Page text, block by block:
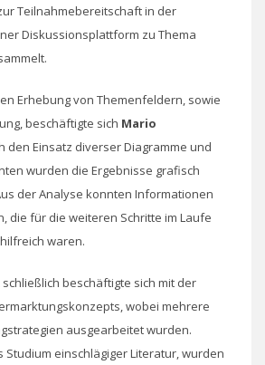
Teilnahmebereitschaft in der
Diskussionsplattform zu Thema
Erhebung von Themenfeldern, sowie
beschäftigte sich Mario
den Einsatz diverser Diagramme und
wurden die Ergebnisse grafisch
der Analyse konnten Informationen
die für die weiteren Schritte im Laufe
waren.
schließlich beschäftigte sich mit der
wobei mehrere
ausgearbeitet wurden.
Studium einschlägiger Literatur, wurden